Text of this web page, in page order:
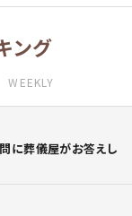
ング
WEEKLY
に葬儀屋がお答えし